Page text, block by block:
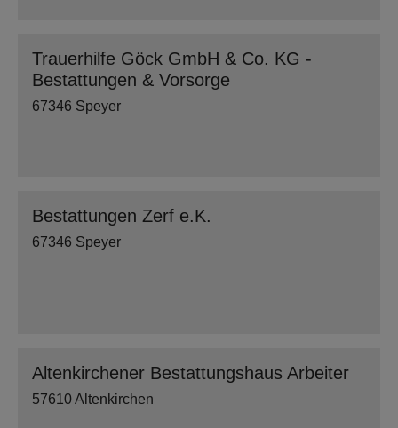
Trauerhilfe Göck GmbH & Co. KG -
Bestattungen & Vorsorge
67346 Speyer
Bestattungen Zerf e.K.
67346 Speyer
Altenkirchener Bestattungshaus Arbeiter
57610 Altenkirchen